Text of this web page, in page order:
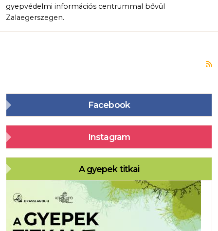
gyepvédelmi információs centrummal bővül
Zalaegerszegen.
Facebook
Instagram
A gyepek titkai